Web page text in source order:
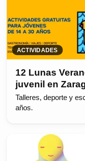
ACTIVIDADES
12 Lunas
juvenil en
Talleres, deporte y
años.